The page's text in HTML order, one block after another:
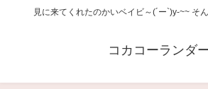
見に来てくれたのかいベイビ～(´ー`)y-~~ そ
コカコーランダ